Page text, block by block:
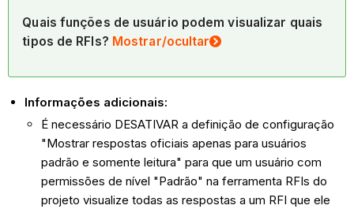
Quais funções de usuário podem visualizar quais
tipos de RFIs? Mostrar/ocultar
Informações adicionais:
É necessário DESATIVAR a definição de configuração
"Mostrar respostas oficiais apenas para usuários
padrão e somente leitura" para que um usuário com
permissões de nível "Padrão" na ferramenta RFIs do
projeto visualize todas as respostas a um RFI que ele